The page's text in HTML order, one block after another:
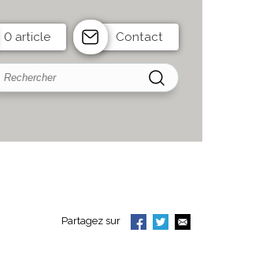
0 article Contact
Partagez sur